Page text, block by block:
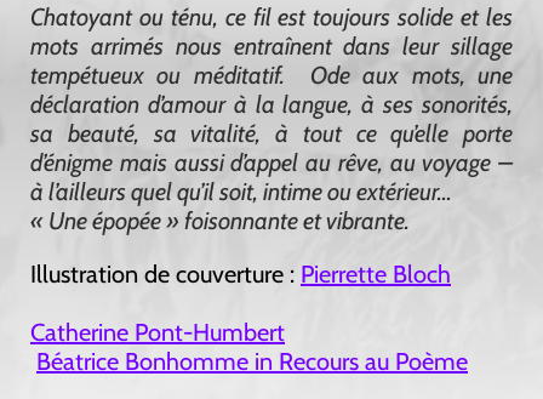
Chatoyant ou ténu, ce fil est toujours solide et les
mots arrimés nous entraînent dans leur sillage
tempétueux ou méditatif. Ode aux mots, une
déclaration d’amour à la langue, à ses sonorités,
sa beauté, sa vitalité, à tout ce qu’elle porte
d’énigme mais aussi d’appel au rêve, au voyage –
à l’ailleurs quel qu’il soit, intime ou extérieur…
« Une épopée » foisonnante et vibrante.
Illustration de couverture : Pierrette Bloch
Catherine Pont-Humbert
Béatrice Bonhomme in Recours au Poème